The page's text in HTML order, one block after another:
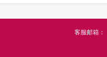
客服邮箱：